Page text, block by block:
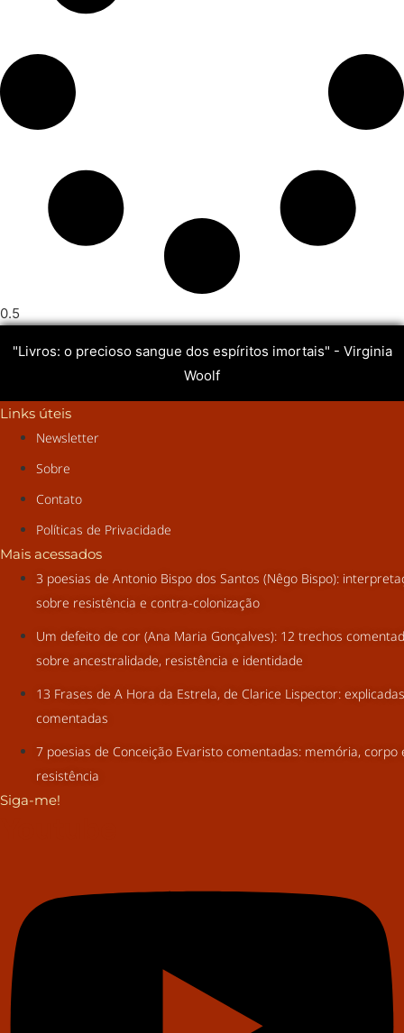
"Livros: o precioso sangue dos espíritos imortais" - Virginia
Woolf
Links úteis
Newsletter
Sobre
Contato
Políticas de Privacidade
Mais acessados
3 poesias de Antonio Bispo dos Santos (Nêgo Bispo):
sobre resistência e contra-colonização
Um defeito de cor (Ana Maria Gonçalves): 12 trechos
sobre ancestralidade, resistência e identidade
13 Frases de A Hora da Estrela, de Clarice Lispector:
comentadas
7 poesias de Conceição Evaristo comentadas: memória, corpo
resistência
Siga-me!